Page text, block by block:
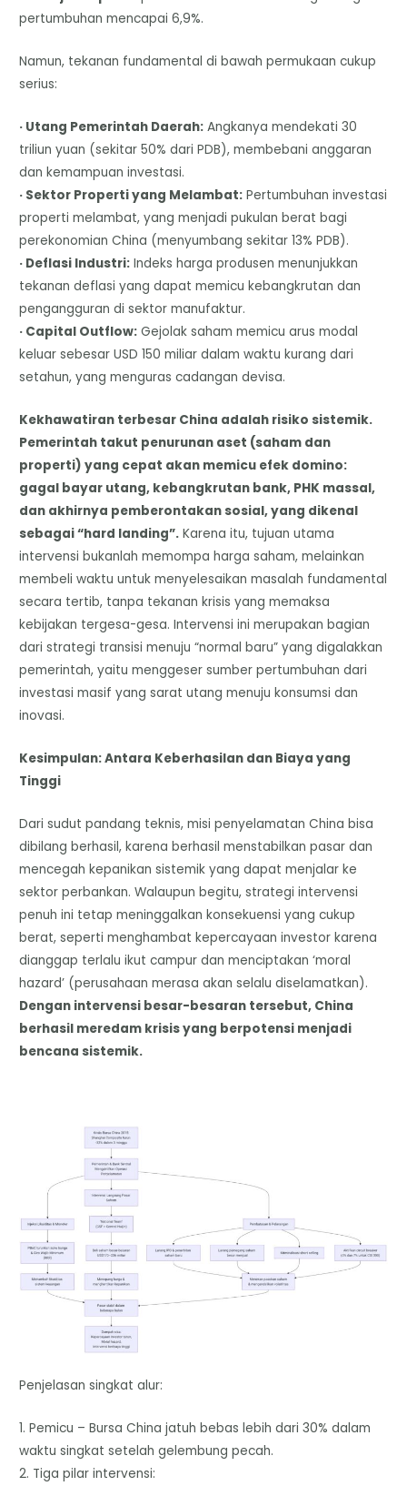
pertumbuhan mencapai 6,9%.
Namun, tekanan fundamental di bawah permukaan cukup
serius:
· Utang Pemerintah Daerah: Angkanya mendekati 30
triliun yuan (sekitar 50% dari PDB), membebani anggaran
dan kemampuan investasi.
· Sektor Properti yang Melambat: Pertumbuhan investasi
properti melambat, yang menjadi pukulan berat bagi
perekonomian China (menyumbang sekitar 13% PDB).
· Deflasi Industri: Indeks harga produsen menunjukkan
tekanan deflasi yang dapat memicu kebangkrutan dan
pengangguran di sektor manufaktur.
· Capital Outflow: Gejolak saham memicu arus modal
keluar sebesar USD 150 miliar dalam waktu kurang dari
setahun, yang menguras cadangan devisa.
Kekhawatiran terbesar China adalah risiko sistemik.
Pemerintah takut penurunan aset (saham dan
properti) yang cepat akan memicu efek domino:
gagal bayar utang, kebangkrutan bank, PHK massal,
dan akhirnya pemberontakan sosial, yang dikenal
sebagai “hard landing”. Karena itu, tujuan utama
intervensi bukanlah memompa harga saham, melainkan
membeli waktu untuk menyelesaikan masalah fundamental
secara tertib, tanpa tekanan krisis yang memaksa
kebijakan tergesa-gesa. Intervensi ini merupakan bagian
dari strategi transisi menuju “normal baru” yang digalakkan
pemerintah, yaitu menggeser sumber pertumbuhan dari
investasi masif yang sarat utang menuju konsumsi dan
inovasi.
Kesimpulan: Antara Keberhasilan dan Biaya yang
Tinggi
Dari sudut pandang teknis, misi penyelamatan China bisa
dibilang berhasil, karena berhasil menstabilkan pasar dan
mencegah kepanikan sistemik yang dapat menjalar ke
sektor perbankan. Walaupun begitu, strategi intervensi
penuh ini tetap meninggalkan konsekuensi yang cukup
berat, seperti menghambat kepercayaan investor karena
dianggap terlalu ikut campur dan menciptakan ‘moral
hazard’ (perusahaan merasa akan selalu diselamatkan).
Dengan intervensi besar-besaran tersebut, China
berhasil meredam krisis yang berpotensi menjadi
bencana sistemik.
Penjelasan singkat alur:
1. Pemicu – Bursa China jatuh bebas lebih dari 30% dalam
waktu singkat setelah gelembung pecah.
2. Tiga pilar intervensi: